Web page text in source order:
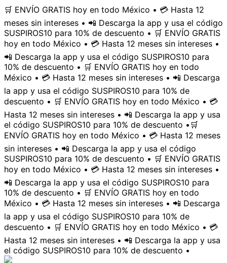
🛒 ENVÍO GRATIS hoy en todo México • 💳 Hasta 12
meses sin intereses • 📲 Descarga la app y usa el código
SUSPIROS10 para 10% de descuento • 🛒 ENVÍO GRATIS
hoy en todo México • 💳 Hasta 12 meses sin intereses •
📲 Descarga la app y usa el código SUSPIROS10 para
10% de descuento • 🛒 ENVÍO GRATIS hoy en todo
México • 💳 Hasta 12 meses sin intereses • 📲 Descarga
la app y usa el código SUSPIROS10 para 10% de
descuento • 🛒 ENVÍO GRATIS hoy en todo México • 💳
Hasta 12 meses sin intereses • 📲 Descarga la app y usa
el código SUSPIROS10 para 10% de descuento • 🛒
ENVÍO GRATIS hoy en todo México • 💳 Hasta 12 meses
sin intereses • 📲 Descarga la app y usa el código
SUSPIROS10 para 10% de descuento • 🛒 ENVÍO GRATIS
hoy en todo México • 💳 Hasta 12 meses sin intereses •
📲 Descarga la app y usa el código SUSPIROS10 para
10% de descuento • 🛒 ENVÍO GRATIS hoy en todo
México • 💳 Hasta 12 meses sin intereses • 📲 Descarga
la app y usa el código SUSPIROS10 para 10% de
descuento • 🛒 ENVÍO GRATIS hoy en todo México • 💳
Hasta 12 meses sin intereses • 📲 Descarga la app y usa
el código SUSPIROS10 para 10% de descuento •